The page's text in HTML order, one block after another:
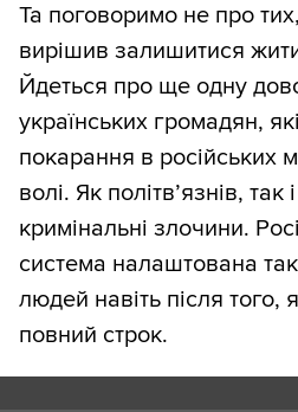
Та поговоримо не про
вирішив залишитися жити
Йдеться про ще одну
українських громадян,
покарання в російських
волі. Як політв’язнів,
кримінальні злочини.
система налаштована
людей навіть після того,
повний строк.